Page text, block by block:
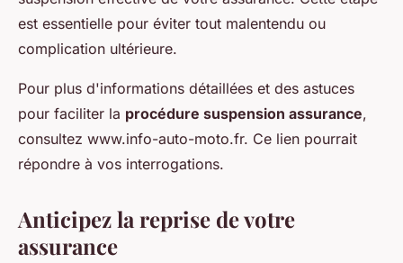
est essentielle pour éviter tout malentendu ou
complication ultérieure.
Pour plus d'informations détaillées et des astuces
pour faciliter la procédure suspension assurance,
consultez www.info-auto-moto.fr. Ce lien pourrait
répondre à vos interrogations.
Anticipez la reprise de votre
assurance